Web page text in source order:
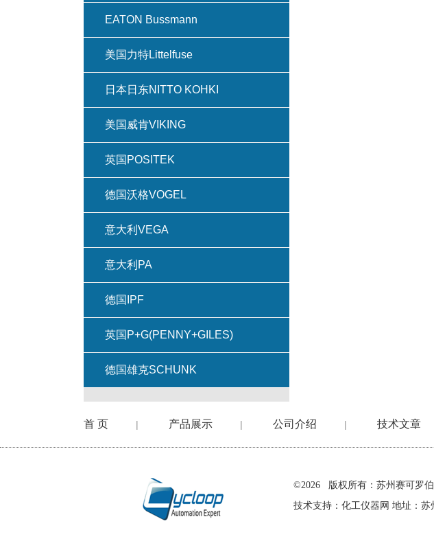
EATON Bussmann
美国力特Littelfuse
日本日东NITTO KOHKI
美国威肯VIKING
英国POSITEK
德国沃格VOGEL
意大利VEGA
意大利PA
德国IPF
英国P+G(PENNY+GILES)
德国雄克SCHUNK
首 页 | 产品展示 | 公司介绍 | 技术文章
©2026 版权所有：苏州赛可罗
技术支持： 化工仪器网 地址：苏